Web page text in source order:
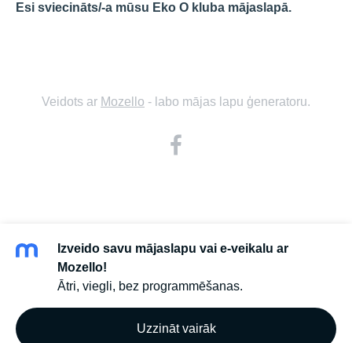
Esi sviecināts/-a mūsu Eko O kluba mājaslapā.
Veidots ar Mozello - labo mājas lapu ģeneratoru.
Izveido savu mājaslapu vai e-veikalu ar
Mozello!
Ātri, viegli, bez programmēšanas.
Uzzināt vairāk